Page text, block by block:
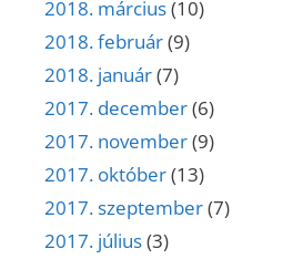
2018. március(10)
2018. február(9)
2018. január(7)
2017. december(6)
2017. november(9)
2017. október(13)
2017. szeptember(7)
2017. július(3)